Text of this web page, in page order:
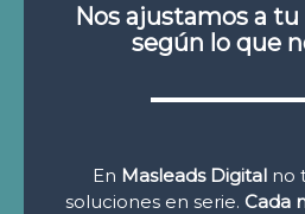
Nos ajustamos a
según lo que
En Masleads Digitalno
soluciones en serie. Cada